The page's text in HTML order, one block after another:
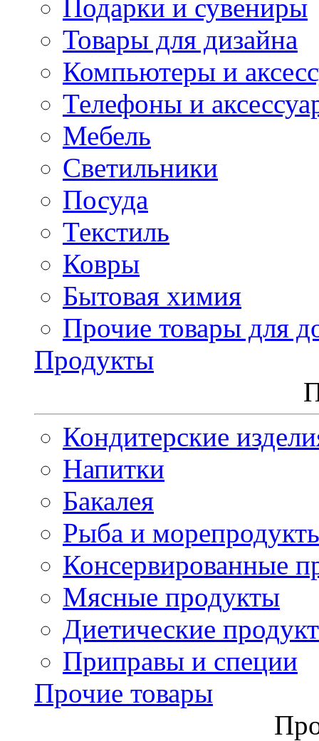
Подарки и сувениры
Товары для дизайна
Компьютеры и
Телефоны и
Мебель
Светильники
Посуда
Текстиль
Ковры
Бытовая химия
Прочие товары для
Продукты
Кондитерские
Напитки
Бакалея
Рыба и
Консервированные
Мясные продукты
Диетические
Приправы и специи
Прочие товары